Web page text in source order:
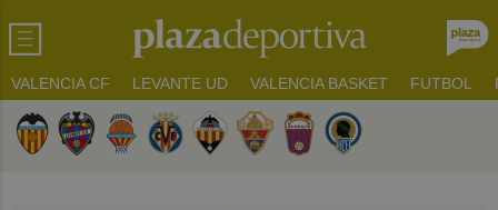
VALENCIA CF LEVANTE UD VALENCIA BASKET FUTBOL